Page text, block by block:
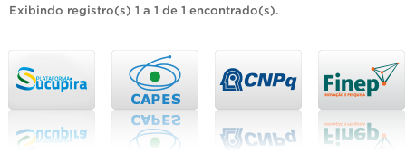
Exibindo registro(s) 1 a 1 de 1 encontrado(s).